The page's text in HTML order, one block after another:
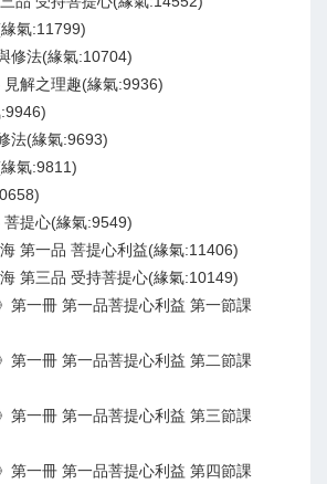
氣:11799)
修法(緣氣:10704)
解之理趣(緣氣:9936)
法(緣氣:9693)
氣:9811)
提心(緣氣:9549)
第一品 菩提心利益(緣氣:11406)
第三品 受持菩提心(緣氣:10149)
第一冊 第一品菩提心利益 第一節課
第一冊 第一品菩提心利益 第二節課
第一冊 第一品菩提心利益 第三節課
第一冊 第一品菩提心利益 第四節課